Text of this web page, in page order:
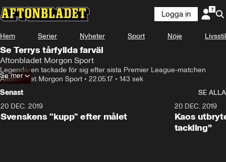
Logga in
Hem Serier Nyheter Sport Nöje Livsstil
Se Terrys tårfyllda farväl
Aftonbladet Morgon Sport
Legendaren tackade för sig efter sista Premier League-matchen
Aftonbladet Morgon Sport • 22.05.17 • 143 sek
Se mer
Senast
SE ALLA
20 DEC. 2019
Svenskens "kupp" efter målet
20 DEC. 2019
Kaos
tackling”